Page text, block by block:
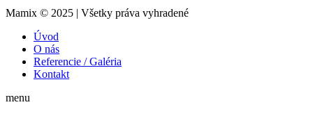
Mamix © 2025 | Všetky práva vyhradené
Úvod
O nás
Referencie / Galéria
Kontakt
menu